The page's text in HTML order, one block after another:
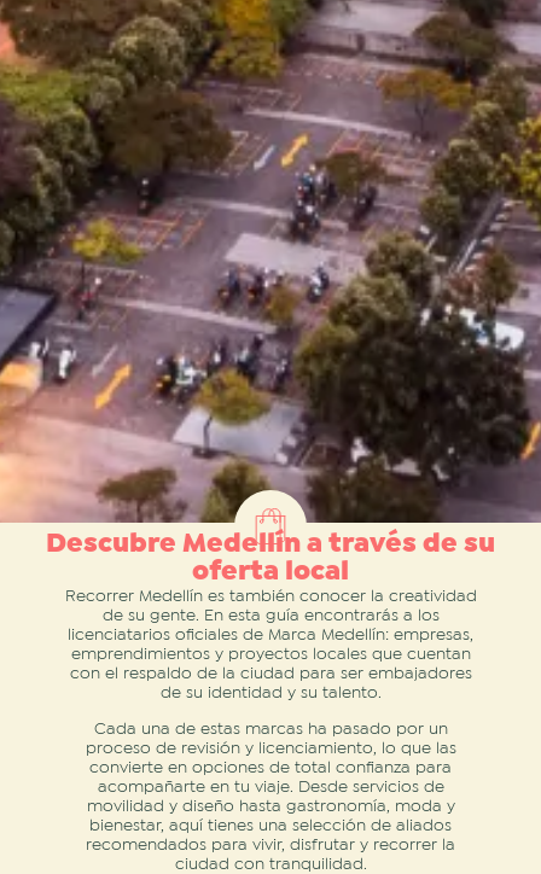
Descubre Medellín a través de su
oferta local
Recorrer Medellín es también conocer la creatividad
de su gente. En esta guía encontrarás a los
licenciatarios oficiales de Marca Medellín: empresas,
emprendimientos y proyectos locales que cuentan
con el respaldo de la ciudad para ser embajadores
de su identidad y su talento.
Cada una de estas marcas ha pasado por un
proceso de revisión y licenciamiento, lo que las
convierte en opciones de total confianza para
acompañarte en tu viaje. Desde servicios de
movilidad y diseño hasta gastronomía, moda y
bienestar, aquí tienes una selección de aliados
recomendados para vivir, disfrutar y recorrer la
ciudad con tranquilidad.